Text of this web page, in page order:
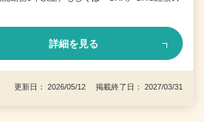
詳細を見る
更新日： 2026/05/12 掲載終了日： 2027/03/31